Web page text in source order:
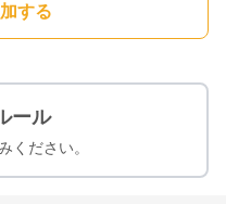
する
ール
ください。